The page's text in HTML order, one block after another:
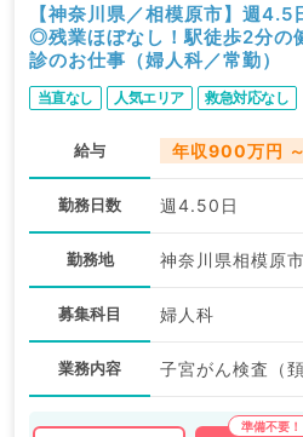
【神奈川県／相模原市】週
◎残業ほぼなし！駅徒歩2分の
診のお仕事（婦人科／常勤）
当直なし 人気エリア 救急対応なし
給与 年収900万円 ～
勤務日数 週4.50日
勤務地 神奈川県相模原
募集科目 婦人科
業務内容 子宮がん検査（頚